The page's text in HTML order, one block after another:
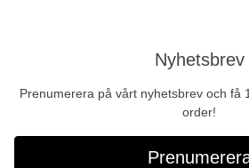
Nyhetsbrev
Prenumerera på vårt nyhetsbrev och få
order!